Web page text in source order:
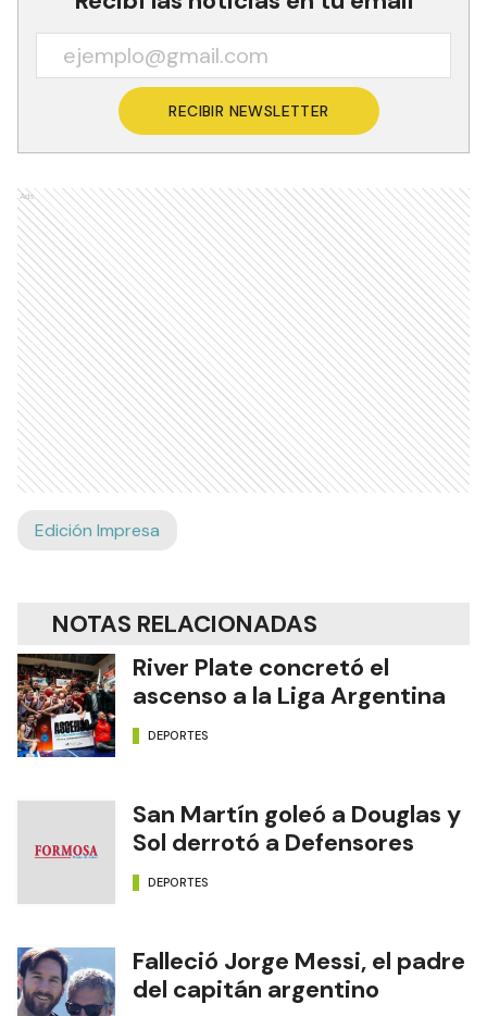
RECIBIR NEWSLETTER
Ads
Edición Impresa
NOTAS RELACIONADAS
River Plate concretó el
ascenso a la Liga Argentina
DEPORTES
San Martín goleó a Douglas y
Sol derrotó a Defensores
DEPORTES
Falleció Jorge Messi, el padre
del capitán argentino